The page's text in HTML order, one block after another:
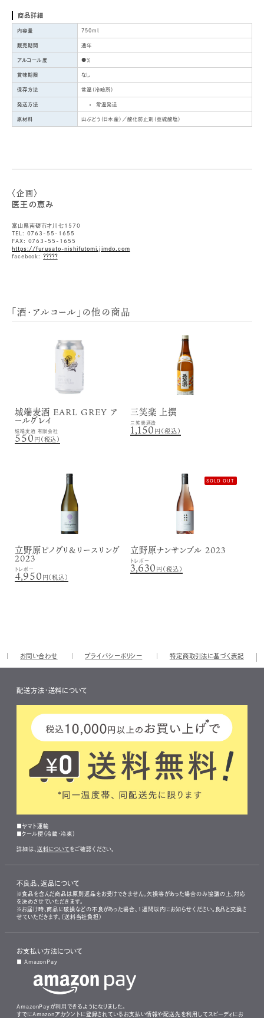
商品詳細
内容量 750ml
販売期間 通年
アルコール度 ●％
賞味期限 なし
保存方法 常温（冷暗所）
発送方法 常温発送
原材料 山ぶどう（日本産）／酸化防止剤（亜硫酸塩）
〈企画〉
医王の恵み
富山県南砺市才川七1570
TEL: 0763-55-1655
FAX: 0763-55-1655
https://furusato-nishifutomi.jimdo.com
facebook:？？？？？
「酒・アルコール」の他の商品
城端麦酒 EARL GREY ア
ールグレイ
城端麦酒 有限会社
550円（税込）
三笑楽 上撰
三笑楽酒造
1,150円（税込）
立野原ピノグリ&リースリング
2023
トレボー
4,950 円（税込）
SOLD OUT
立野原ナンサンブル 2023
トレボー
3,630 円（税込）
お問い合わせ プライバシーポリシー 特定商取引法に基づく表記
配送方法・送料について
■ヤマト運輸
■クール便（冷蔵・冷凍）
詳細は、 送料について をご確認ください。
不良品、返品について
※食品を含んだ商品は原則返品をお受けできません。欠損等があった場合のみ協議の上、対応
を決めさせていただきます。
※お届け時、商品に破損などの不良があった場合、1週間以内にお知らせください。良品と交換さ
せていただきます。（送料当社負担）
お支払い方法について
■ AmazonPay
AmazonPayが利用できるようになりました。
すでにAmazonアカウントに登録されているお支払い情報や配送先を利用してスピーディにお